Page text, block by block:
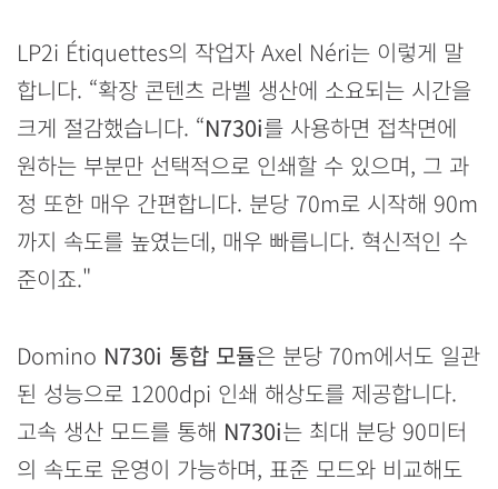
LP2i Étiquettes의 작업자 Axel Néri는 이렇게 말
합니다. “확장 콘텐츠 라벨 생산에 소요되는 시간을
크게 절감했습니다. “N730i를 사용하면 접착면에
원하는 부분만 선택적으로 인쇄할 수 있으며, 그 과
정 또한 매우 간편합니다. 분당 70m로 시작해 90m
까지 속도를 높였는데, 매우 빠릅니다. 혁신적인 수
준이죠."
Domino N730i 통합 모듈은 분당 70m에서도 일관
된 성능으로 1200dpi 인쇄 해상도를 제공합니다.
고속 생산 모드를 통해 N730i는 최대 분당 90미터
의 속도로 운영이 가능하며, 표준 모드와 비교해도